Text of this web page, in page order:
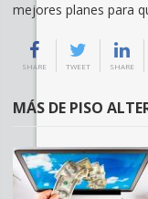
mejores planes para
SHARE TWEET SHARE
MÁS DE PISO